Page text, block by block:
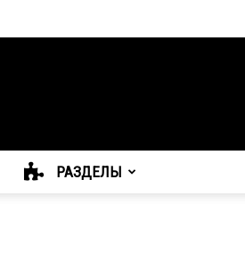
РАЗДЕЛЫ